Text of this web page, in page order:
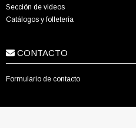
Sección de videos
Catálogos y folletería
CONTACTO
Formulario de contacto